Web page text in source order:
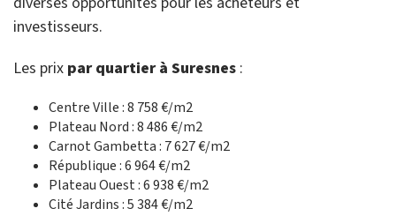
investisseurs.
Les prix par quartier à Suresnes :
Centre Ville : 8 758 €/m2
Plateau Nord : 8 486 €/m2
Carnot Gambetta : 7 627 €/m2
République : 6 964 €/m2
Plateau Ouest : 6 938 €/m2
Cité Jardins : 5 384 €/m2